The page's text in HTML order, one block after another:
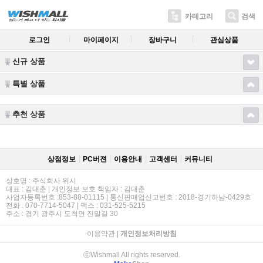
카테고리 검색
로그인 마이페이지 장바구니 관심상품
신규 상품
특별 상품
추천 상품
상점정보 PC버젼 이용안내 고객센터 커뮤니티
상호명 : 주식회사 위시
대표 : 김대춘 | 개인정보 보호 책임자 : 김대춘
사업자등록번호 :853-88-01115 | 통신판매업신고번호 : 2018-경기하남-0429호
전화 : 070-7714-5047 | 팩스 : 031-525-5215
주소 : 경기 광주시 도척면 진말길 30
이용약관| 개인정보처리방침
ⓒWishmall All rights reserved.